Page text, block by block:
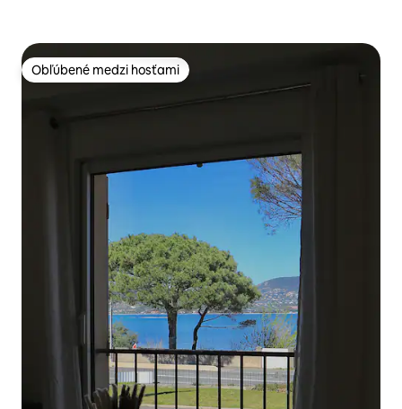
Obľúbené medzi hosťami
Obľúbené medzi hosťami